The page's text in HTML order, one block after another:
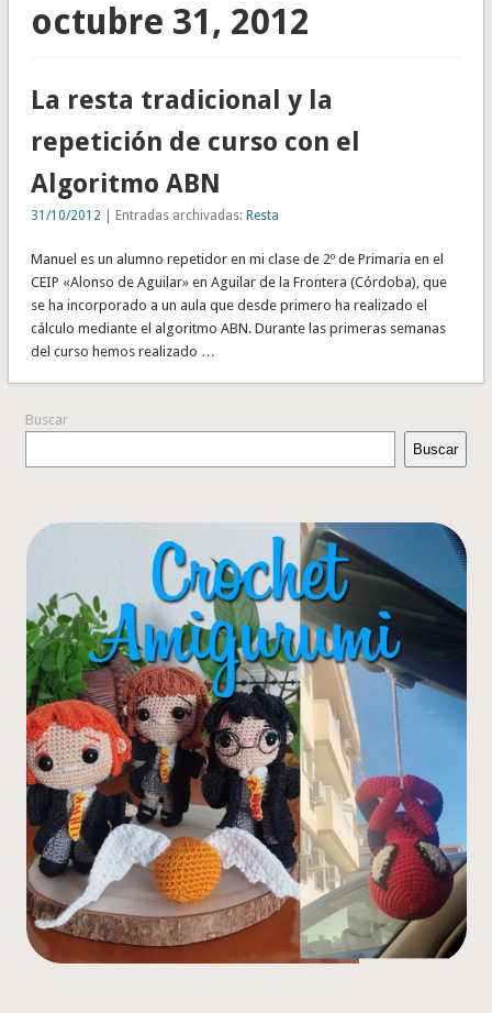
octubre 31, 2012
La resta tradicional y la
repetición de curso con el
Algoritmo ABN
31/10/2012 | Entradas archivadas: Resta
Manuel es un alumno repetidor en mi clase de 2º de Primaria en el
CEIP «Alonso de Aguilar» en Aguilar de la Frontera (Córdoba), que
se ha incorporado a un aula que desde primero ha realizado el
cálculo mediante el algoritmo ABN. Durante las primeras semanas
del curso hemos realizado …
Buscar
Buscar